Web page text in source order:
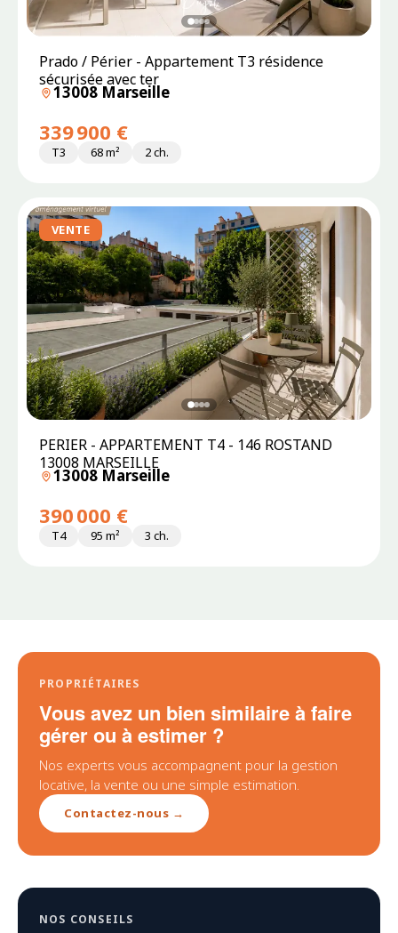
Prado / Périer - Appartement T3 résidence
sécurisée avec ter
13008 Marseille
339 900 €
T3 68 m² 2 ch.
VENTE
PERIER - APPARTEMENT T4 - 146 ROSTAND
13008 MARSEILLE
13008 Marseille
390 000 €
T4 95 m² 3 ch.
PROPRIÉTAIRES
Vous avez un bien similaire à faire
gérer ou à estimer ?
Nos experts vous accompagnent pour la gestion
locative, la vente ou une simple estimation.
Contactez-nous →
NOS CONSEILS